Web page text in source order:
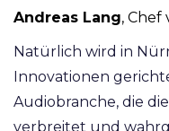
Andreas Lang, Chef
Natürlich wird in
Innovationen
Audiobranche, die
verbreitet und